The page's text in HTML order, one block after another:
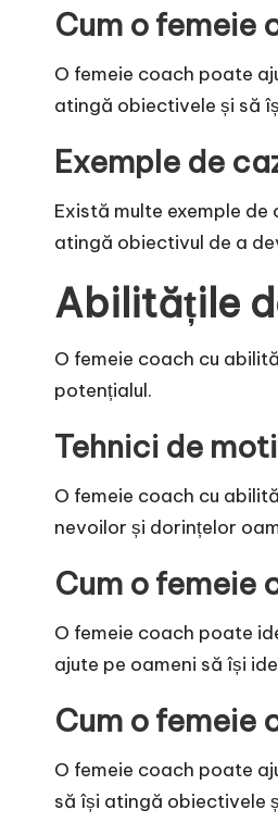
Cum o femeie
O femeie coach poate
atingă obiectivele și să
Exemple de
Există multe exemple
atingă obiectivul de a
Abilitățile
O femeie coach cu
potențialul.
Tehnici de
O femeie coach cu
nevoilor și dorințelor
Cum o femeie
O femeie coach poate
ajute pe oameni să își
Cum o femeie
O femeie coach poate
să își atingă obiectivele